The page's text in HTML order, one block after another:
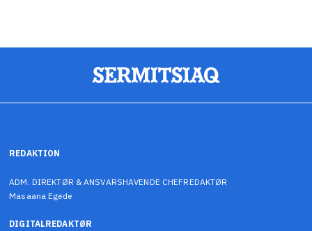
REDAKTION
ADM. DIREKTØR & ANSVARSHAVENDE CHEFREDAKTØR
Masaana Egede
DIGITALREDAKTØR